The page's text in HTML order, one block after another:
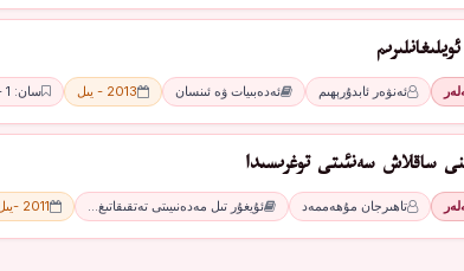
ئەنۋەر ئابدۇرېھىم ئەدەبىيات ۋە ئىنسان 2013 - يىل سان: 1 - ئاي
ساقلاش سەنئىتى توغرىسىدا
تاھىرجان مۇھەممەد ئۇيغۇر تىل مەدەنىيىتى تەتقىقاتىغ… 2011 -يىل